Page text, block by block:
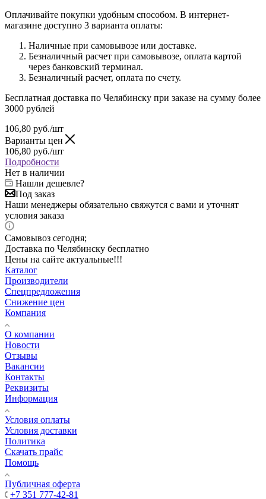
Оплачивайте покупки удобным способом. В интернет-
магазине доступно 3 варианта оплаты:
Наличные при самовывозе или доставке.
Безналичный расчет при самовывозе, оплата картой
через банковский терминал.
Безналичный расчет, оплата по счету.
Бесплатная доставка по Челябинску при заказе на сумму более
3000 рублей
106,80 руб./шт
Варианты цен
106,80 руб./шт
Подробности
Нет в наличии
Нашли дешевле?
Под заказ
Наши менеджеры обязательно свяжутся с вами и уточнят
условия заказа
Самовывоз сегодня;
Доставка по Челябинску бесплатно
Цены на сайте актуальные!!!
Каталог
Производители
Спецпредложения
Снижение цен
Компания
О компании
Новости
Отзывы
Вакансии
Контакты
Реквизиты
Информация
Условия оплаты
Условия доставки
Политика
Скачать прайс
Помощь
Публичная оферта
+7 351 777-42-81